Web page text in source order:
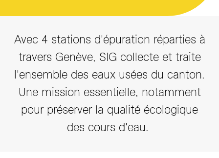
Avec 4 stations d'épuration réparties à
travers Genève, SIG collecte et traite
l'ensemble des eaux usées du canton.
Une mission essentielle, notamment
pour préserver la qualité écologique
des cours d'eau.